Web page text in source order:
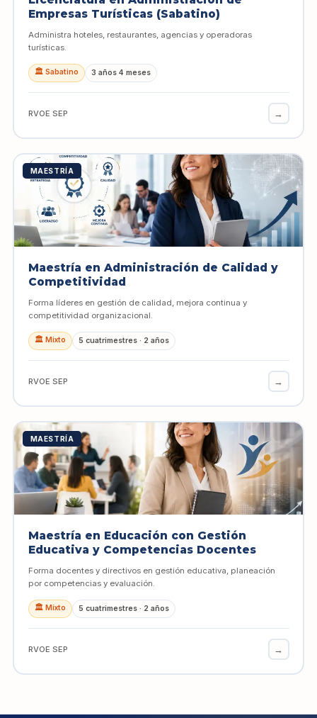
Empresas Turísticas (Sabatino)
Administra hoteles, restaurantes, agencias y operadoras
turísticas.
🏛️ Sabatino 3 años 4 meses
RVOE SEP →
MAESTRÍA
Maestría en Administración de Calidad y
Competitividad
Forma líderes en gestión de calidad, mejora continua y
competitividad organizacional.
🏛️ Mixto 5 cuatrimestres · 2 años
RVOE SEP →
MAESTRÍA
Maestría en Educación con Gestión
Educativa y Competencias Docentes
Forma docentes y directivos en gestión educativa, planeación
por competencias y evaluación.
🏛️ Mixto 5 cuatrimestres · 2 años
RVOE SEP →